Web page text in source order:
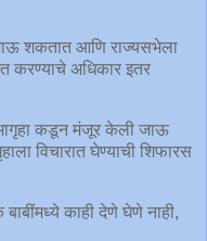
शकतात आणि राज्यसभेला
करण्याचे अधिकार इतर
कडून मंजूर केली जाऊ
विचारात घेण्याची शिफारस
काही देणे घेणे नाही,